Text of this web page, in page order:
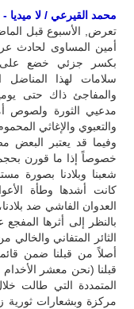
محمد القيرعي / لا ميديا -
تعرض, الأسبوع قبل
أمين المساوى لحادث
بكسر جزئي خضع على
سلامات لهذا
والمفاجئ ذاك حتى
مدعيي الثورة ولصوص
والتعبوي والإغاثي
وفيما قد يعتبر البعض
خصوصاً إذا ما قورن
شعبنا وبلادنا بصورة
كانت أشدها وطأة
العدوان الفاشي ضد
بالنظر إلى أثرها
الثائر المتفاني
أصلاً من قبلنا ضمن
قبلنا (نحن معشر
المتمددة التي طالت
مركزة وبشعارات ثورية